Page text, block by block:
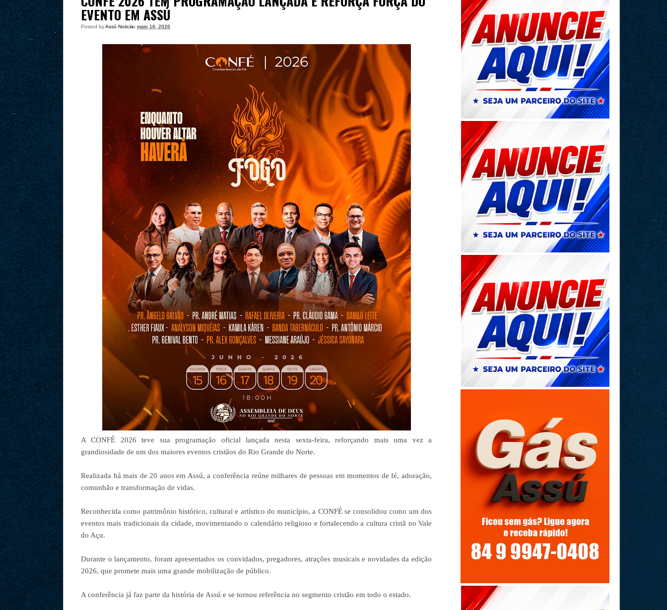
EVENTO EM ASSÚ
Posted byAssú Noticia
às maio 16, 2026
A CONFÉ 2026 teve sua programação oficial lançada nesta sexta-feira, reforçando mais uma vez a
grandiosidade de um dos maiores eventos cristãos do Rio Grande do Norte.
Realizada há mais de 20 anos em Assú, a conferência reúne milhares de pessoas em momentos de fé, adoração,
comunhão e transformação de vidas.
Reconhecida como patrimônio histórico, cultural e artístico do município, a CONFÉ se consolidou como um dos
eventos mais tradicionais da cidade, movimentando o calendário religioso e fortalecendo a cultura cristã no Vale
do Açu.
Durante o lançamento, foram apresentados os convidados, pregadores, atrações musicais e novidades da edição
2026, que promete mais uma grande mobilização de público.
A conferência já faz parte da história de Assú e se tornou referência no segmento cristão em todo o estado.